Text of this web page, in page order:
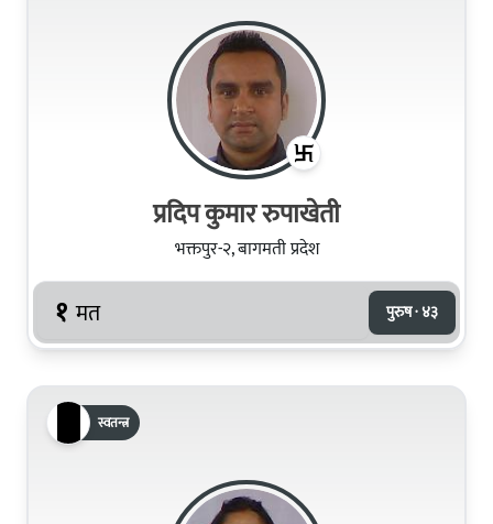
प्रदिप कुमार रुपाखेती
भक्तपुर-२, बागमती प्रदेश
१ मत पुरुष · ४३
स्वतन्त्र